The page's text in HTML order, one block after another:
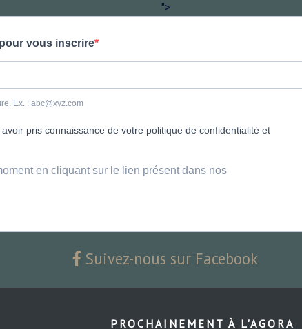
">
vous inscrire
Ex. : abc@xyz.com
pris connaissance de votre politique de confidentialité et
en cliquant sur le lien présent dans nos
Suivez-nous sur Facebook
PROCHAINEMENT À L'AGORA